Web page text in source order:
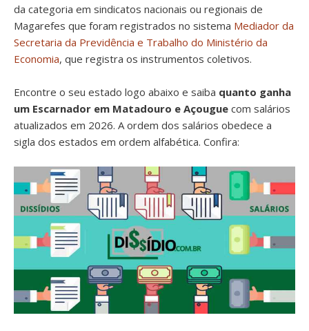
da categoria em sindicatos nacionais ou regionais de
Magarefes que foram registrados no sistema Mediador da
Secretaria da Previdência e Trabalho do Ministério da
Economia, que registra os instrumentos coletivos.
Encontre o seu estado logo abaixo e saiba quanto ganha
um Escarnador em Matadouro e Açougue com salários
atualizados em 2026. A ordem dos salários obedece a
sigla dos estados em ordem alfabética. Confira: